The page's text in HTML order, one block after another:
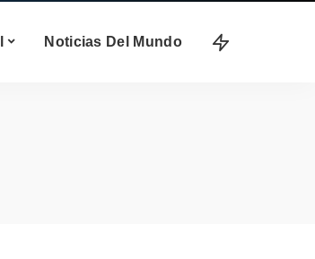
Noticias Del Mundo